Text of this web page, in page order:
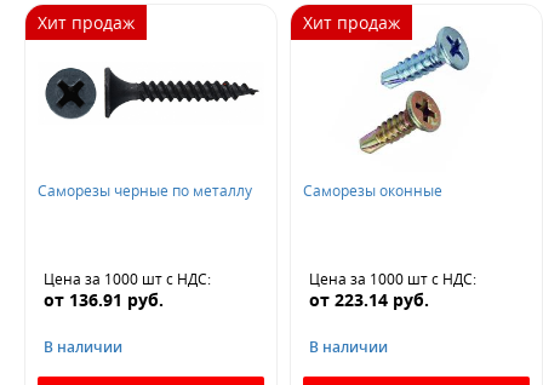
Хит продаж
Саморезы черные по металлу
Цена за 1000 штс НДС:
от 136.91 руб.
В наличии
Хит продаж
Саморезы оконные
Цена за 1000 штс НДС:
от 223.14 руб.
В наличии